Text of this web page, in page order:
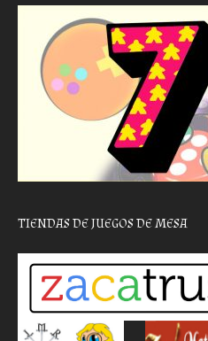
TIENDAS DE JUEGOS DE MESA